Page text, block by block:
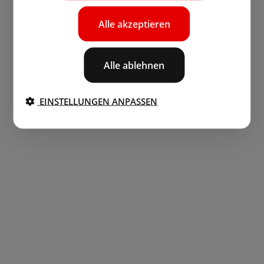
Alle akzeptieren
Alle ablehnen
EINSTELLUNGEN ANPASSEN